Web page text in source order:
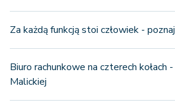
Za każdą funkcją stoi człowiek -
Biuro rachunkowe na czterech kołach
Malickiej